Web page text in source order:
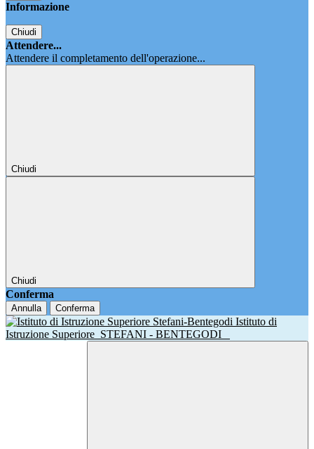
Informazione
Chiudi
Attendere...
Attendere il completamento dell'operazione...
Chiudi
Chiudi
Conferma
Annulla Conferma
Istituto di
Istruzione Superiore STEFANI - BENTEGODI